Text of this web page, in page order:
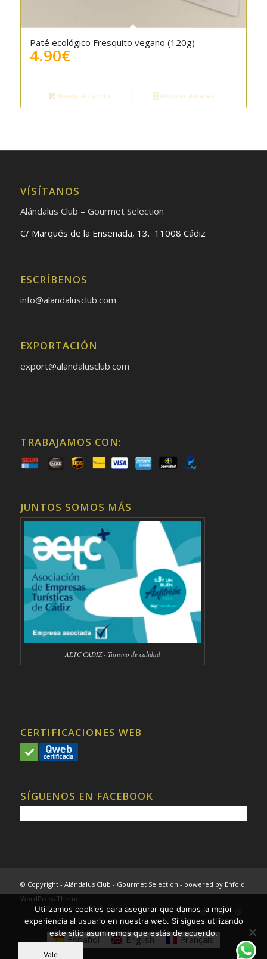
Paté ecológico Fresquito vegano (120g)
4.90€
Añadir al carrito Mostrar detalles
VÍSÍTANOS
Alándalus Club – Gourmet Selection
C/ Marqués de la Ensenada, 13. 11008 Cádiz
ESCRÍBENOS
info@alandalusclub.com
EXPORTACIÓN
export@alandalusclub.com
TRABAJAMOS CON:
JUNTOS SOMOS MÁS
AETC CADIZ - Turismo de calidad
CERTIFICACIONES WEB
SÍGUENOS EN FACEBOOK
© Copyright - Alándalus Club - Gourmet Selection - powered by Enfold
WordPress Theme
Español English Français
Utilizamos cookies para asegurar que damos la mejor
experiencia al usuario en nuestra web. Si sigues utilizando
este sitio asumiremos que estás de acuerdo.
Vale